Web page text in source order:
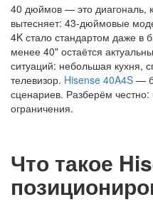
40 дюймов — это диагональ,
вытесняет: 43-дюймовые
4K стало стандартом даже в
менее 40" остаётся
ситуаций: небольшая кухня,
телевизор. Hisense 40A4S —
сценариев. Разберём честно:
ограничения.
Что такое